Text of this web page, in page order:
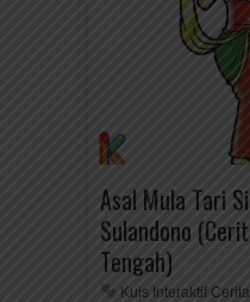
Asal Mula Tari
Sulandono
Tengah)
Kuis Interaktif